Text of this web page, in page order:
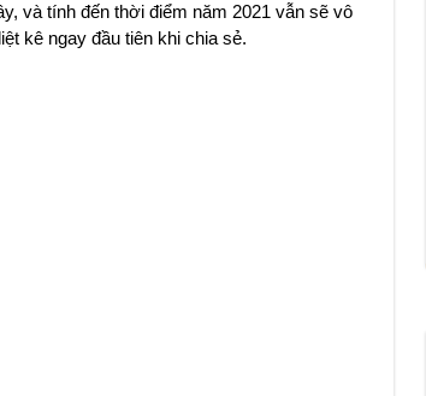
và tính đến thời điểm năm 2021 vẫn sẽ vô
kê ngay đầu tiên khi chia sẻ.